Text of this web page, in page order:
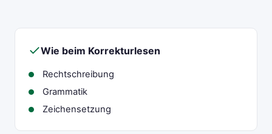
Wie beim Korrekturlesen
Rechtschreibung
Grammatik
Zeichensetzung